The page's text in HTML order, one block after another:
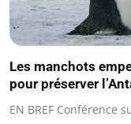
Les manchots
pour préserver
EN BREF Conférence